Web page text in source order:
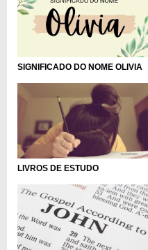
SIGNIFICADO DO NOME OLIVIA
LIVROS DE ESTUDO